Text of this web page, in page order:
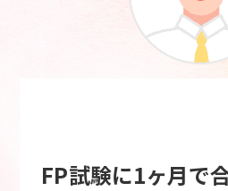
FP試験に1ヶ月で